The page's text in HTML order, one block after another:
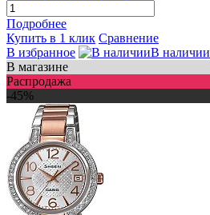
Подробнее
Купить в 1 клик Сравнение
В избранное
В наличии
В магазине
Распродажа
-45%